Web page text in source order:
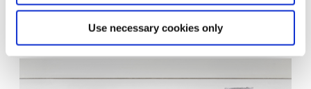
Use necessary cookies only